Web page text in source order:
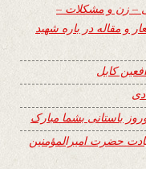
– زن و مشکلات –
و مقاله در باره شهید
کابل
باستانی بشما مبارک
حضرت امیرالمؤمنین